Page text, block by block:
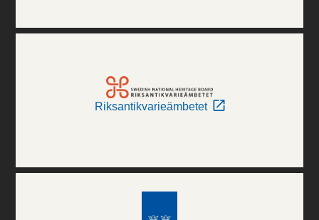
Riksantikvarieämbetet